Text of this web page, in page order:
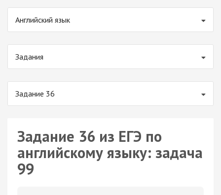
Английский язык
Задания
Задание 36
Задание 36 из ЕГЭ по
английскому языку: задача
99